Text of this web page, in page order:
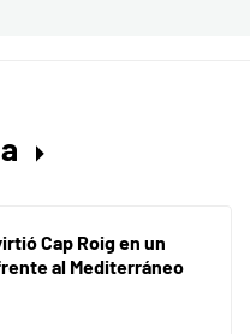
Cap Roig en un
al Mediterráneo